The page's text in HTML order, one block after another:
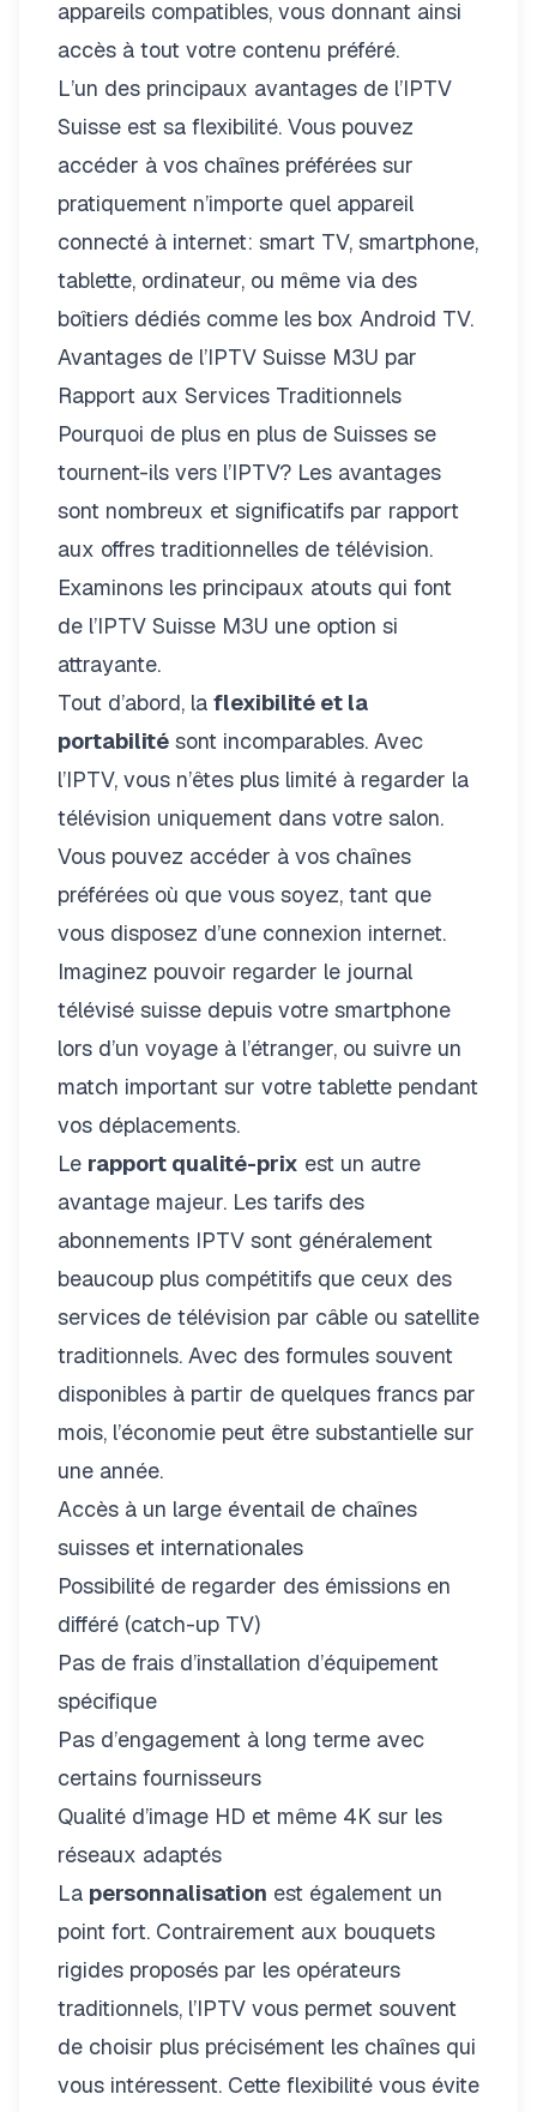
appareils compatibles, vous donnant ainsi
accès à tout votre contenu préféré.
L’un des principaux avantages de l’IPTV
Suisse est sa flexibilité. Vous pouvez
accéder à vos chaînes préférées sur
pratiquement n’importe quel appareil
connecté à internet: smart TV, smartphone,
tablette, ordinateur, ou même via des
boîtiers dédiés comme les box Android TV.
Avantages de l’IPTV Suisse M3U par
Rapport aux Services Traditionnels
Pourquoi de plus en plus de Suisses se
tournent-ils vers l’IPTV? Les avantages
sont nombreux et significatifs par rapport
aux offres traditionnelles de télévision.
Examinons les principaux atouts qui font
de l’IPTV Suisse M3U une option si
attrayante.
Tout d’abord, la flexibilité et la
portabilité sont incomparables. Avec
l’IPTV, vous n’êtes plus limité à regarder la
télévision uniquement dans votre salon.
Vous pouvez accéder à vos chaînes
préférées où que vous soyez, tant que
vous disposez d’une connexion internet.
Imaginez pouvoir regarder le journal
télévisé suisse depuis votre smartphone
lors d’un voyage à l’étranger, ou suivre un
match important sur votre tablette pendant
vos déplacements.
Le rapport qualité-prix est un autre
avantage majeur. Les tarifs des
abonnements IPTV sont généralement
beaucoup plus compétitifs que ceux des
services de télévision par câble ou satellite
traditionnels. Avec des formules souvent
disponibles à partir de quelques francs par
mois, l’économie peut être substantielle sur
une année.
Accès à un large éventail de chaînes
suisses et internationales
Possibilité de regarder des émissions en
différé (catch-up TV)
Pas de frais d’installation d’équipement
spécifique
Pas d’engagement à long terme avec
certains fournisseurs
Qualité d’image HD et même 4K sur les
réseaux adaptés
La personnalisation est également un
point fort. Contrairement aux bouquets
rigides proposés par les opérateurs
traditionnels, l’IPTV vous permet souvent
de choisir plus précisément les chaînes qui
vous intéressent. Cette flexibilité vous évite